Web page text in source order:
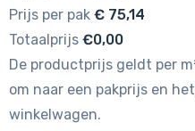
Prijs per pak € 75,14
Totaalprijs €0,00
De productprijs geldt per
om naar een pakprijs en
winkelwagen.